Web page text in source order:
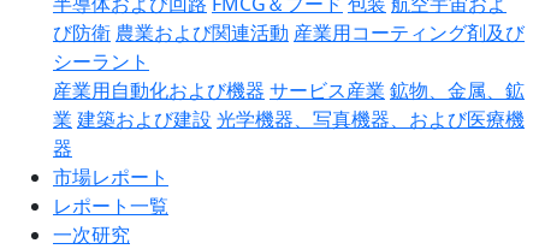
び防衛 農業および関連活動 産業用コーティング剤及び
シーラント
産業用自動化および機器 サービス産業 鉱物、金属、鉱
業 建築および建設 光学機器、写真機器、および医療機
器
市場レポート
レポート一覧
一次研究